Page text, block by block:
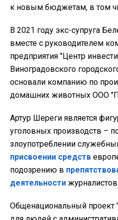
к новым бюджетам, в том
В 2021 году экс-супруга
вместе с руководителем
предприятия "Центр
Виноградовского
основали компанию по
домашних животных ООО
Артур Шереги является
уголовных производств –
злоупотреблении
присвоении средств
подозрению в
деятельности журналистов.
Общенациональный проект